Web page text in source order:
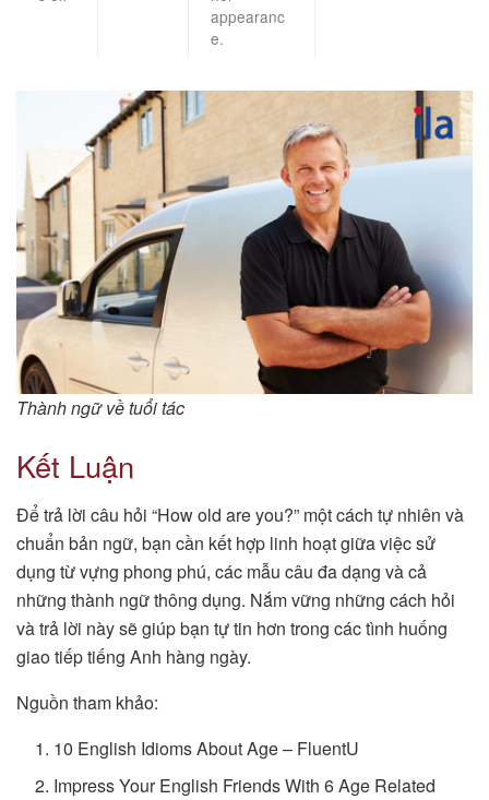
appearanc
e.
Thành ngữ về tuổi tác
Kết Luận
Để trả lời câu hỏi “How old are you?” một cách tự nhiên và
chuẩn bản ngữ, bạn cần kết hợp linh hoạt giữa việc sử
dụng từ vựng phong phú, các mẫu câu đa dạng và cả
những thành ngữ thông dụng. Nắm vững những cách hỏi
và trả lời này sẽ giúp bạn tự tin hơn trong các tình huống
giao tiếp tiếng Anh hàng ngày.
Nguồn tham khảo:
10 English Idioms About Age – FluentU
Impress Your English Friends With 6 Age Related